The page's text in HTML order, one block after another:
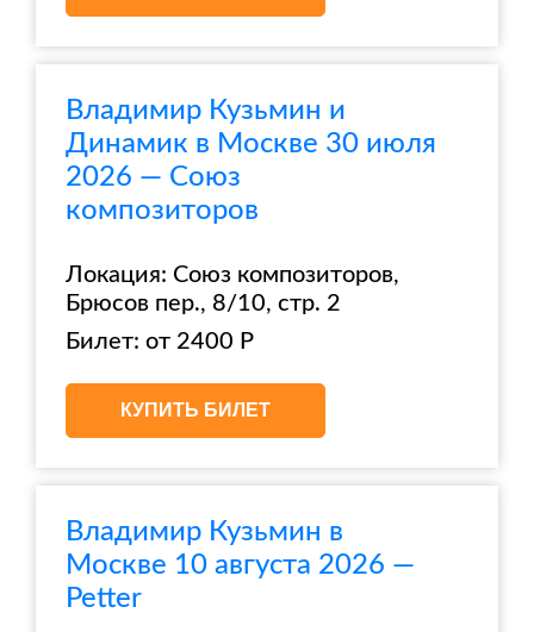
Владимир Кузьмин и
Динамик в Москве 30 июля
2026 — Союз
композиторов
Локация: Союз композиторов,
Брюсов пер., 8/10, стр. 2
Билет: от 2400 Р
КУПИТЬ БИЛЕТ
Владимир Кузьмин в
Москве 10 августа 2026 —
Petter